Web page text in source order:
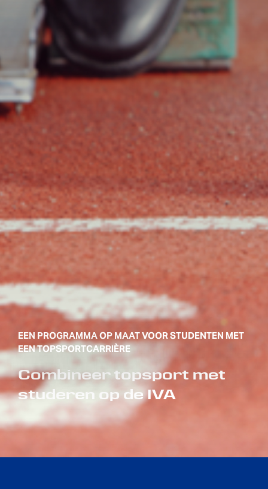
EEN PROGRAMMA OP MAAT VOOR STUDENTEN MET
EEN TOPSPORTCARRIÈRE
Combineer topsport met
studeren op de IVA